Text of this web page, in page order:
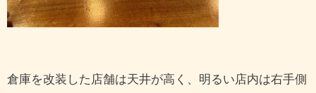
倉庫を改装した店舗は天井が高く、明るい店内は右手側